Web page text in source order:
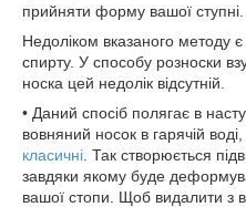
прийняти форму вашої ступні.
Недоліком вказаного методу
спирту. У способу розноски
носка цей недолік відсутній.
• Даний спосіб полягає в
вовняний носок в гарячій
класичні . Так створюється
завдяки якому буде
вашої стопи. Щоб видалити з